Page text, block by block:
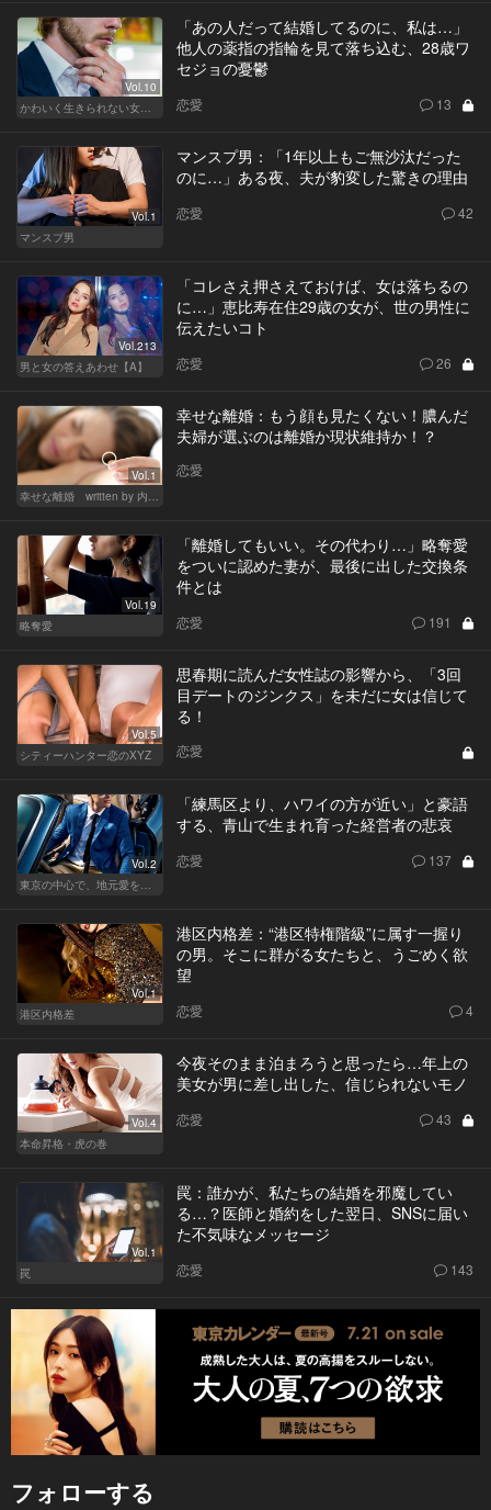
Vol.10
「あの人だって結婚してるのに、私は…」
他人の薬指の指輪を見て落ち込む、28歳ワ
セジョの憂鬱
恋愛 13
Vol.1
マンスプ男
マンスプ男：「1年以上もご無沙汰だった
のに…」ある夜、夫が豹変した驚きの理由
恋愛 42
Vol.213
男と女の答えあわせ【A】
「コレさえ押さえておけば、女は落ちるの
に…」恵比寿在住29歳の女が、世の男性に
伝えたいコト
恋愛 26
Vol.1
幸せな離婚：もう顔も見たくない！膿んだ
夫婦が選ぶのは離婚か現状維持か！？
恋愛
Vol.19
略奪愛
「離婚してもいい。その代わり…」略奪愛
をついに認めた妻が、最後に出した交換条
件とは
恋愛 191
Vol.5
シティーハンター恋のXYZ
思春期に読んだ女性誌の影響から、「3回
目デートのジンクス」を未だに女は信じて
る！
恋愛
Vol.2
「練馬区より、ハワイの方が近い」と豪語
する、青山で生まれ育った経営者の悲哀
恋愛 137
Vol.1
港区内格差
港区内格差：“港区特権階級”に属す一握り
の男。そこに群がる女たちと、うごめく欲
望
恋愛 4
Vol.4
本命昇格・虎の巻
今夜そのまま泊まろうと思ったら…年上の
美女が男に差し出した、信じられないモノ
恋愛 43
Vol.1
罠
罠：誰かが、私たちの結婚を邪魔してい
る…？医師と婚約をした翌日、SNSに届い
た不気味なメッセージ
恋愛 143
フォローする